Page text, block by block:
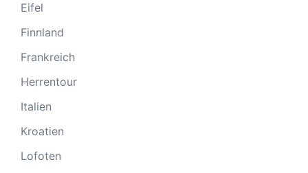
Eifel
Finnland
Frankreich
Herrentour
Italien
Kroatien
Lofoten